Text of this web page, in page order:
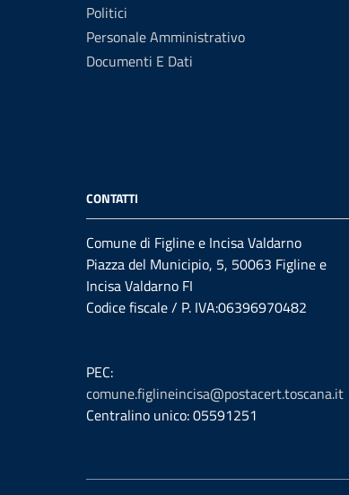
Politici
Personale Amministrativo
Documenti E Dati
CONTATTI
Comune di Figline e Incisa Valdarno
Piazza del Municipio, 5, 50063 Figline e
Incisa Valdarno FI
Codice fiscale / P. IVA:06396970482
PEC:
comune.figlineincisa@postacert.toscana.it
Centralino unico: 05591251